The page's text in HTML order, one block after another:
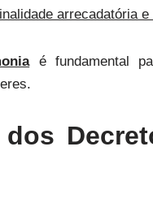
arrecadatória
é fundamental